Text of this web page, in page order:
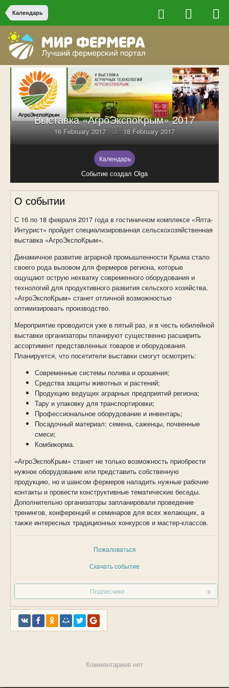
Календарь
Выставка «АгроЭкспоКрым» 2017
16 February 2017 18 February 2017
Календарь
Событие создал Olga
О событии
С 16 по 18 февраля 2017 года в гостиничном комплексе «Ялта-
Интурист» пройдет специализированная сельскохозяйственная
выставка «АгроЭкспоКрым».
Динамичное развитие аграрной промышленности Крыма стало
своего рода вызовом для фермеров региона, которые
ощущают острую нехватку современного оборудования и
технологий для продуктивного развития сельского хозяйства.
«АгроЭкспоКрым» станет отличной возможностью
оптимизировать производство.
Мероприятие проводится уже в пятый раз, и в честь юбилейной
выставки организаторы планируют существенно расширить
ассортимент представленных товаров и оборудования.
Планируется, что посетители выставки смогут осмотреть:
Современные системы полива и орошения;
Средства защиты животных и растений;
Продукцию ведущих аграрных предприятий региона;
Тару и упаковку для транспортировки;
Профессиональное оборудование и инвентарь;
Посадочный материал: семена, саженцы, почвенные
смеси;
Комбикорма.
«АгроЭкспоКрым» станет не только возможность приобрести
нужное оборудование или представить собственную
продукцию, но и шансом фермеров наладить нужные рабочие
контакты и провести конструктивные тематические беседы.
Дополнительно организаторы запланировали проведение
тренингов, конференций и семинаров для всех желающих, а
также интересных традиционных конкурсов и мастер-классов.
Пожаловаться
Скачать событие
Подписчики 0
Комментариев нет